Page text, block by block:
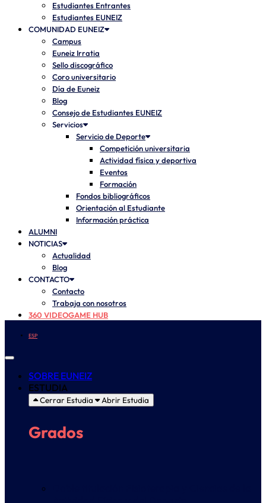
Estudiantes Entrantes
Estudiantes EUNEIZ
COMUNIDAD EUNEIZ
Campus
Euneiz Irratia
Sello discográfico
Coro universitario
Día de Euneiz
Blog
Consejo de Estudiantes EUNEIZ
Servicios
Servicio de Deporte
Competición universitaria
Actividad física y deportiva
Eventos
Formación
Fondos bibliográficos
Orientación al Estudiante
Información práctica
ALUMNI
NOTICIAS
Actualidad
Blog
CONTACTO
Contacto
Trabaja con nosotros
360 VIDEOGAME HUB
ESP
SOBRE EUNEIZ
ESTUDIA
Cerrar Estudia Abrir Estudia
Grados